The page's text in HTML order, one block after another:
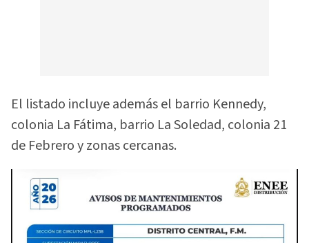
El listado incluye además el barrio Kennedy,
colonia La Fátima, barrio La Soledad, colonia 21
de Febrero y zonas cercanas.